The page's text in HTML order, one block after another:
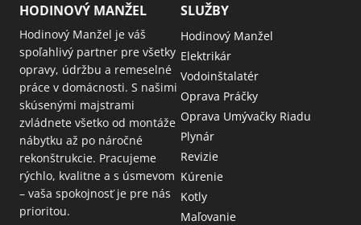
HODINOVÝ MANŽEL
Hodinový Manžel je váš
spoľahlivý partner pre všetky
opravy, údržbu a remeselné
práce v domácnosti. S našimi
skúsenými majstrami
zvládnete všetko od montáže
nábytku až po náročné
rekonštrukcie. Pracujeme
rýchlo, kvalitne a s úsmevom
– vaša spokojnosť je pre nás
prioritou.
SLUŽBY
Hodinový Manžel
Elektrikár
Vodoinštalatér
Oprava Práčky
Oprava Umývačky Riadu
Plynár
Revizie
Kúrenie
Kotly
Maľovanie